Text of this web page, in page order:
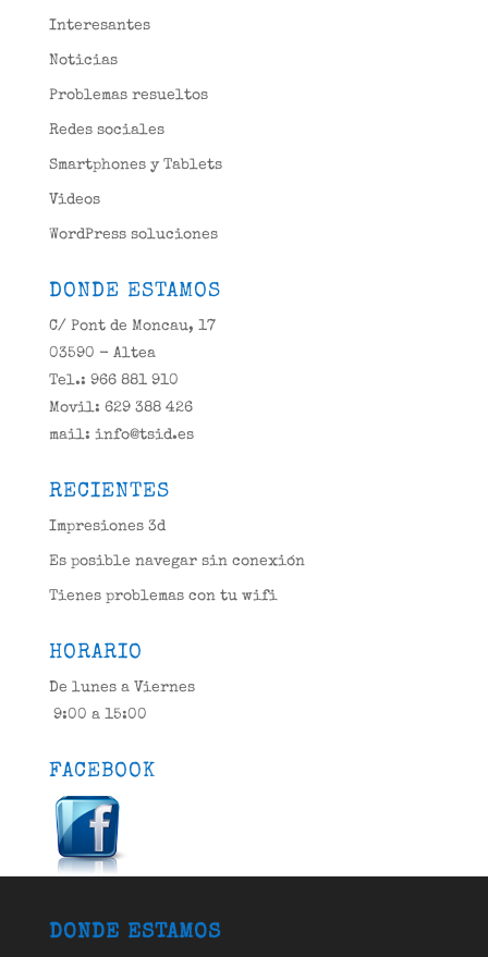
Interesantes
Noticias
Problemas resueltos
Redes sociales
Smartphones y Tablets
Videos
WordPress soluciones
DONDE ESTAMOS
C/ Pont de Moncau, 17
03590 - Altea
Tel.: 966 881 910
Movil: 629 388 426
mail: info@tsid.es
RECIENTES
Impresiones 3d
Es posible navegar sin conexión
Tienes problemas con tu wifi
HORARIO
De lunes a Viernes
9:00 a 15:00
FACEBOOK
DONDE ESTAMOS